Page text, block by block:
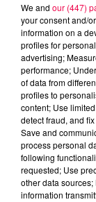
podcasts/2025/
We and our (447)
your consent and/
information on a
profiles for
advertising;
performance;
of data from
profiles to
content; Use
detect fraud, and
Save and
process personal
following
requested; Use
other data
information